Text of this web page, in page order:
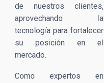
de nuestros clientes,
aprovechando la
tecnología para fortalecer
su posición en el
mercado.
Como expertos en